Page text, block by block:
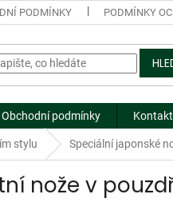
PODMÍNKY PODMÍNKY
Obchodní podmínky
stylu Speciální japonské
nože v